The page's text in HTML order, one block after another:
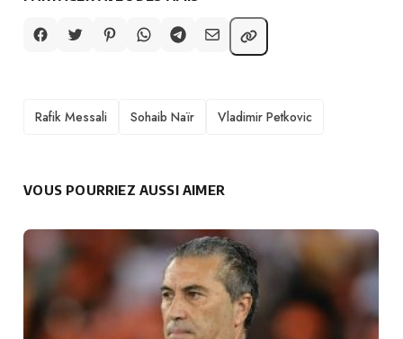
TAGS
Rafik Messali Sohaib Naïr Vladimir Petkovic
VOUS POURRIEZ AUSSI AIMER